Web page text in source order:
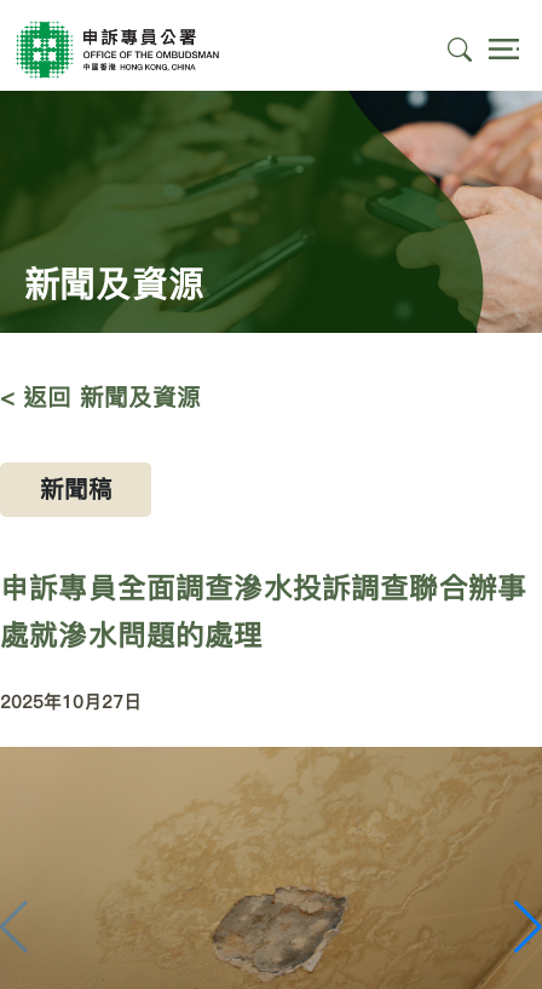
新聞及資源
< 返回 新聞及資源
新聞稿
申訴專員全面調查滲水投訴調查聯合辦事
處就滲水問題的處理
2025年10月27日